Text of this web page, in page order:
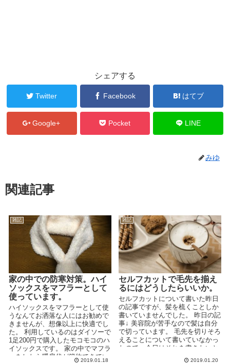
シェアする
Twitter Facebook はてブ
Google+ Pocket LINE
みゆ
関連記事
雑記
家の中での防寒対策。ハイ
ソックスをマフラーとして
使っています。
ハイソックスをマフラーとして使
うなんてお洒落な人にはお勧めで
きませんが、想像以上に快適でし
た。 利用しているのはダイソーで
1足200円で購入したモコモコのハ
イソックスです。 家の中でマフラ
ーをしたら暖房代が節約できてい
2019.01.18
雑記
セルフカットで毛先を揃え
るにはどうしたらいいか。
セルフカットについて書いた昨日
の記事ですが、髪を梳くことしか
書いていませんでした。 昨日の記
事↓ 美容院が苦手なので髪は自分
で切っています。 毛先を切りそろ
えることについて書いていなかっ
たので、今日はそれを書きたいと
2019.01.20